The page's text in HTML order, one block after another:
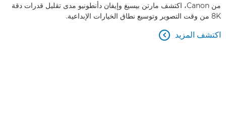
من Canon، اكتشف مارتن بيسيغ وإيفان دأنطونيو مدى تقليل قدرات دقة
8K من وقت التصوير وتوسيع نطاق الخيارات الإبداعية.
اكتشف المزيد 